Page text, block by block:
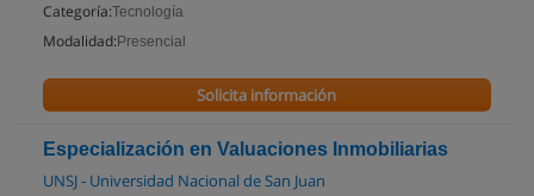
Categoría:Tecnología
Modalidad: Presencial
Solicita información
Especialización en Valuaciones Inmobiliarias
UNSJ - Universidad Nacional de San Juan